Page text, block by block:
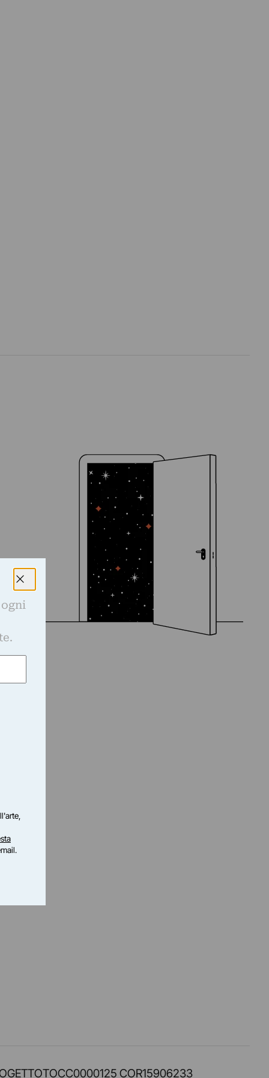
COR15906233